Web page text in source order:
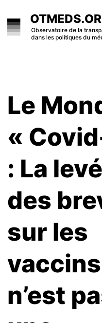
to
content
Observatoire de la
dans les politiques du
Le
«
: La
des
sur les
vaccins
n’est